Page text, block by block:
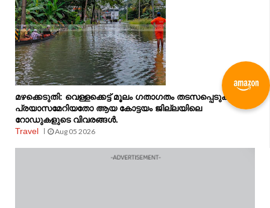
മഴക്കെടുതി: വെള്ളക്കെട്ട് മൂലം ഗതാഗതം തടസപ്പെടുകയോ
പ്രയാസമേറിയതോ ആയ കോട്ടയം ജില്ലയിലെ
റോഡുകളുടെ വിവരങ്ങൾ.
Travel
Aug 05 2026